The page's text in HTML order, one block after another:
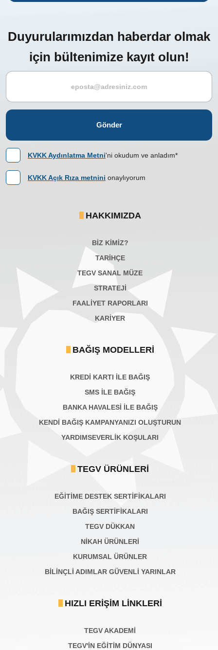
Duyurularımızdan haberdar olmak
için bültenimize kayıt olun!
Gönder
KVKK Aydınlatma Metni'ni okudum ve anladım*
KVKK Açık Rıza metnini onaylıyorum
HAKKIMIZDA
BİZ KİMİZ?
TARİHÇE
TEGV SANAL MÜZE
STRATEJİ
FAALİYET RAPORLARI
KARIYER
BAĞIŞ MODELLERI
KREDİ KARTI İLE BAĞIŞ
SMS İLE BAĞIŞ
BANKA HAVALESİ İLE BAĞIŞ
KENDİ BAĞIŞ KAMPANYANIZI OLUŞTURUN
YARDIMSEVERLİK KOŞULARI
TEGV ÜRÜNLERI
EĞİTİME DESTEK SERTİFİKALARI
BAĞIŞ SERTIFIKALARI
TEGV DÜKKAN
NİKAH ÜRÜNLERİ
KURUMSAL ÜRÜNLER
BILINÇLI ADIMLAR GÜVENLI YARINLAR
HIZLI ERIŞIM LINKLERI
TEGV AKADEMI
TEGV'İN EĞİTİM DÜNYASI